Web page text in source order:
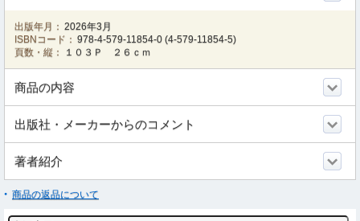
出版年月： 2026年3月
ISBNコード： 978-4-579-11854-0 (4-579-11854-5)
頁数・縦：
１０３Ｐ ２６ｃｍ
商品の内容
出版社・メーカーからのコメント
著者紹介
商品の返品について